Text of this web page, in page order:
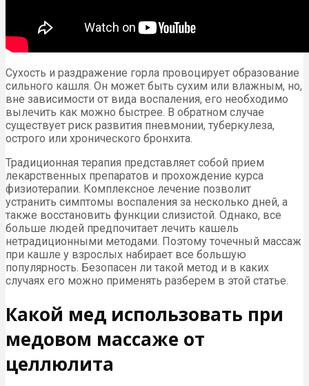
Сухость и раздражение горла провоцирует образование
сильного кашля. Он может быть сухим или влажным, но,
вне зависимости от вида воспаления, его необходимо
вылечить как можно быстрее. В обратном случае
существует риск развития пневмонии, туберкулеза,
острого или хронического бронхита.
Традиционная терапия представляет собой прием
лекарственных препаратов и прохождение курса
физиотерапии. Комплексное лечение позволит
устранить симптомы воспаления за несколько дней, а
также восстановить функции слизистой. Однако, все
больше людей предпочитает лечить кашель
нетрадиционными методами. Поэтому точечный массаж
при кашле у взрослых набирает все большую
популярность. Безопасен ли такой метод и в каких
случаях его можно применять разберем в этой статье.
Какой мед использовать при
медовом массаже от
целлюлита